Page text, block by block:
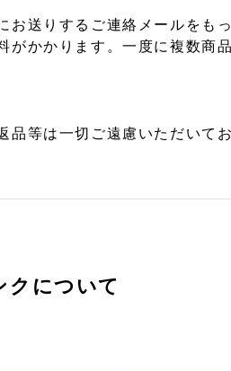
送りするご連絡メールをも
がかかります。一度に複数商
等は一切ご遠慮いただいて
クについて